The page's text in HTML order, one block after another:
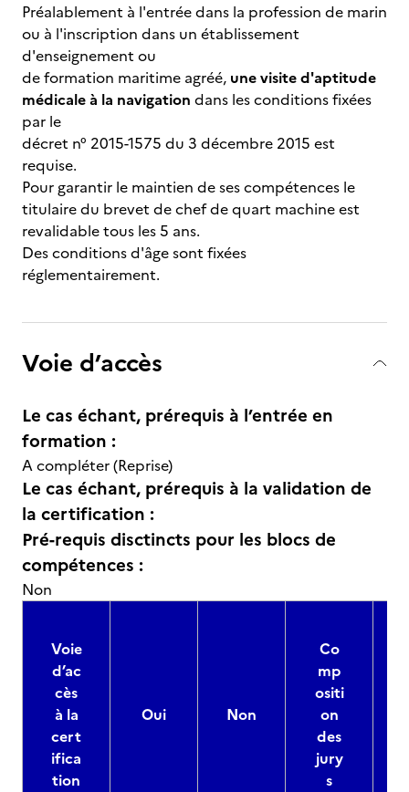
Préalablement à l'entrée dans la profession de marin
ou à l'inscription dans un établissement
d'enseignement ou
de formation maritime agréé, une visite d'aptitude
médicale à la navigation dans les conditions fixées
par le
décret n° 2015-1575 du 3 décembre 2015 est
requise.
Pour garantir le maintien de ses compétences le
titulaire du brevet de chef de quart machine est
revalidable tous les 5 ans.
Des conditions d'âge sont fixées
réglementairement.
Voie d’accès
Le cas échant, prérequis à l’entrée en
formation :
A compléter (Reprise)
Le cas échant, prérequis à la validation de
la certification :
Pré-requis disctincts pour les blocs de
compétences :
Non
Voie
d’ac
cès
à la
cert
ifica
tion
Oui Non
Co
mp
ositi
on
des
jury
s